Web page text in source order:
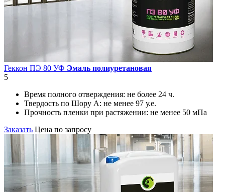
Геккон ПЭ 80 УФ Эмаль полиуретановая
5
Время полного отверждения: не более 24 ч.
Твердость по Шору А: не менее 97 у.е.
Прочность пленки при растяжении: не менее 50 мПа
Заказать Цена по запросу